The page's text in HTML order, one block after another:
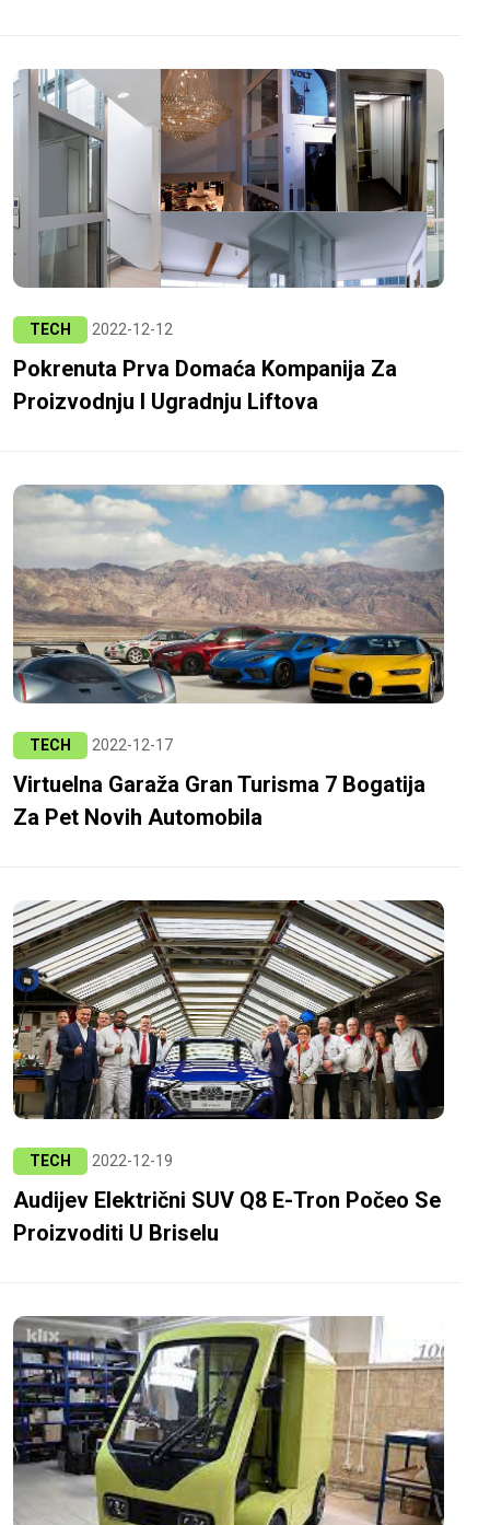
TECH 2022-12-12
Pokrenuta Prva Domaća Kompanija Za
Proizvodnju I Ugradnju Liftova
TECH 2022-12-17
Virtuelna Garaža Gran Turisma 7 Bogatija
Za Pet Novih Automobila
TECH 2022-12-19
Audijev Električni SUV Q8 E-Tron Počeo Se
Proizvoditi U Briselu